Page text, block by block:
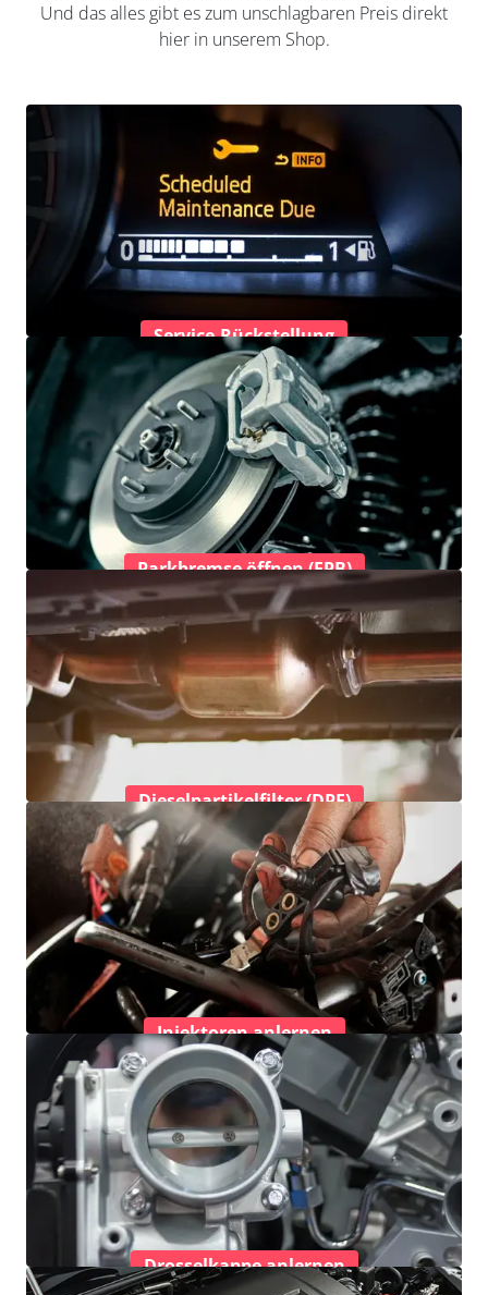
Und das alles gibt es zum unschlagbaren Preis direkt
hier in unserem Shop.
Service-Rückstellung
Parkbremse öffnen (EPB)
Dieselpartikelfilter (DPF)
Injektoren anlernen
Drosselkappe anlernen